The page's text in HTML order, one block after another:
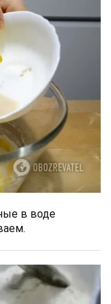
в воде